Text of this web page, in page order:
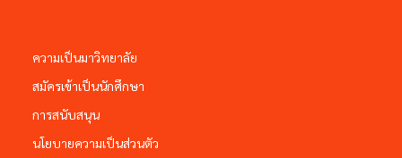
ความเป็นมาวิทยาลัย
สมัครเข้าเป็นนักศึกษา
การสนับสนุน
นโยบายความเป็นส่วนตัว